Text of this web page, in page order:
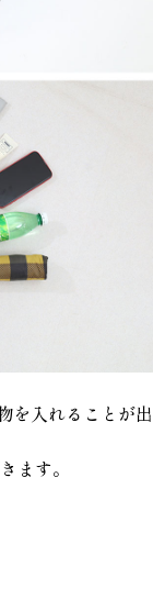
を入れることが出
ます。